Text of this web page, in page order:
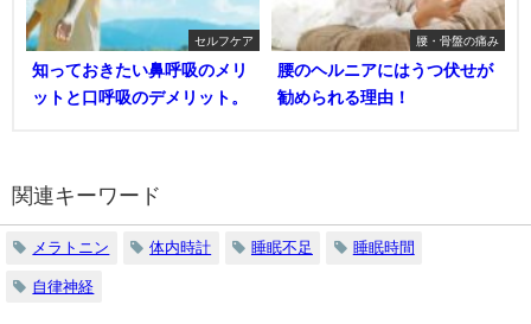
セルフケア
知っておきたい鼻呼吸のメリ
ットと口呼吸のデメリット。
腰・骨盤の痛み
腰のヘルニアにはうつ伏せが
勧められる理由！
関連キーワード
メラトニン 体内時計 睡眠不足 睡眠時間
自律神経